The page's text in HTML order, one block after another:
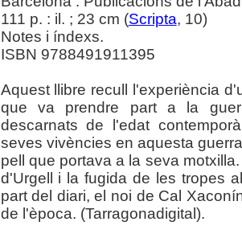
111 p. : il. ; 23 cm (Scripta, 10)
Notes i índexs.
ISBN 9788491911395
Aquest llibre recull l'experiència
que va prendre part a la
descarnats de l'edat
seves vivències en aquesta
pell que portava a la seva
d'Urgell i la fugida de les tropes
part del diari, el noi de Cal
de l'època. (Tarragonadigital).